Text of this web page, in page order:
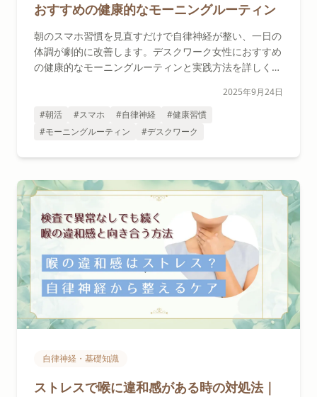
おすすめの健康的なモーニングルーティン
朝のスマホ習慣を見直すだけで自律神経が整い、一日の
体調が劇的に改善します。デスクワーク女性におすすめ
の健康的なモーニングルーティンと実践方法を詳しく解
2025年9月24日
#朝活
#スマホ #自律神経
#健康習慣
#モーニングルーティン
#デスクワーク
自律神経・基礎知識
ストレスで喉に違和感がある時の対処法｜